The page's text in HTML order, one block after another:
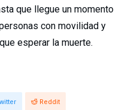
que llegue un momento
con movilidad y
esperar la muerte.
Reddit